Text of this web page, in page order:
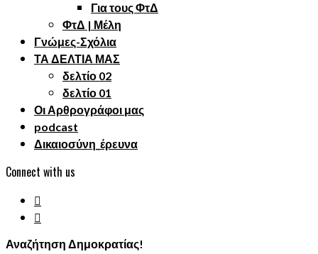
Για τους ΦτΔ
ΦτΔ | Μέλη
Γνώμες-Σχόλια
ΤΑ ΔΕΛΤΙΑ ΜΑΣ
δελτίο 02
δελτίο 01
Οι Αρθρογράφοι μας
podcast
Δικαιοσύνη_έρευνα
Connect with us
Αναζήτηση Δημοκρατίας!